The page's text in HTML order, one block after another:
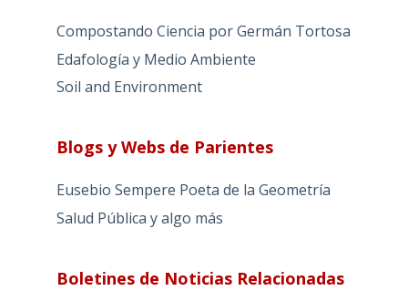
Compostando Ciencia por Germán Tortosa
Edafología y Medio Ambiente
Soil and Environment
Blogs y Webs de Parientes
Eusebio Sempere Poeta de la Geometría
Salud Pública y algo más
Boletines de Noticias Relacionadas